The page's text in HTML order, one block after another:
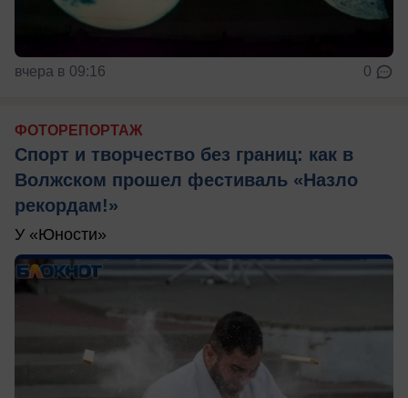
вчера в 09:16 0
ФОТОРЕПОРТАЖ
Спорт и творчество без границ: как в
Волжском прошел фестиваль «Назло
рекордам!»
У «Юности»